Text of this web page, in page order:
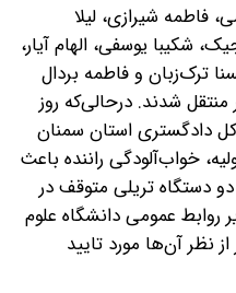
فاطمه شیرازی، لیلا
شکیبا یوسفی، الهام آیار،
ترک‌زبان و فاطمه بردال
شدند. درحالی‌که روز
دادگستری استان سمنان
خواب‌آلودگی راننده باعث
دستگاه تریلی متوقف در
روابط عمومی دانشگاه علوم
نظر آن‌ها مورد تایید